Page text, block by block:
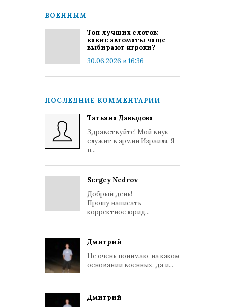
ВОЕННЫМ
Топ лучших слотов:
какие автоматы чаще
выбирают игроки?
30.06.2026 в 16:36
ПОСЛЕДНИЕ КОММЕНТАРИИ
Татьяна Давыдова
Здравствуйте! Мой внук
служит в армии Израиля. Я
п...
Sergey Nedrov
Добрый день!
Прошу написать
корректное юрид...
Дмитрий
Не очень понимаю, на каком
основании военных, да и...
Дмитрий